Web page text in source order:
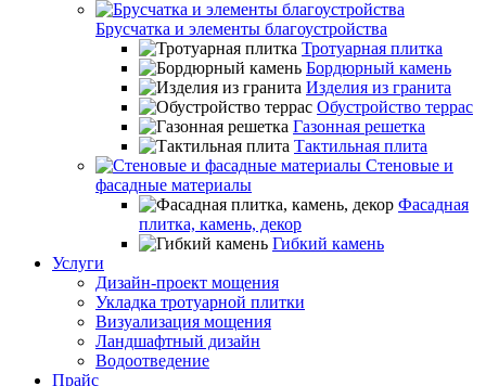
Брусчатка и элементы благоустройства
Тротуарная плитка
Бордюрный камень
Изделия из гранита
Обустройство террас
Газонная решетка
Тактильная плита
Стеновые и
фасадные материалы
Фасадная
плитка, камень, декор
Гибкий камень
Услуги
Дизайн-проект мощения
Укладка тротуарной плитки
Визуализация мощения
Ландшафтный дизайн
Водоотведение
Прайс